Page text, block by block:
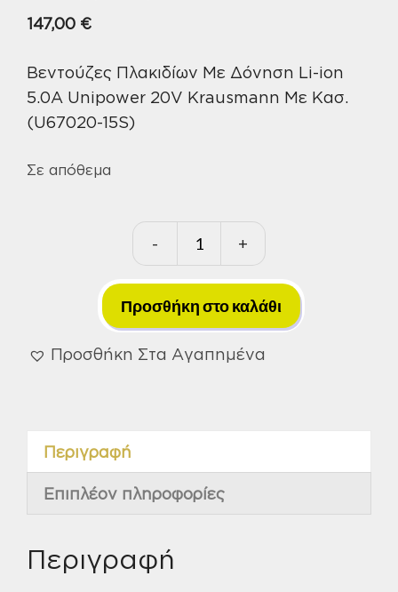
147,00 €
Βεντούζες Πλακιδίων Με Δόνηση Li-ion
5.0A Unipower 20V Krausmann Με Κασ.
(U67020-15S)
Σε απόθεμα
-
Βεντούζες
Πλακιδίων
Με
Δόνηση
Li-
Krausmann
Με
+
Προσθήκη στο καλάθι
Προσθήκη Στα Αγαπημένα
Περιγραφή
Επιπλέον πληροφορίες
Περιγραφή